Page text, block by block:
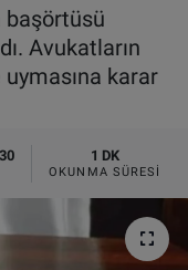
başörtüsü
Avukatların
karar
1 DK
OKUNMA SÜRESI